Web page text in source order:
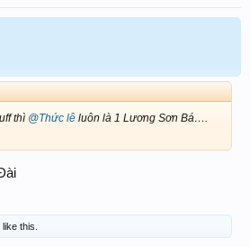
thì @Thức lê luôn là 1 Lương Sơn Bá….
like this.